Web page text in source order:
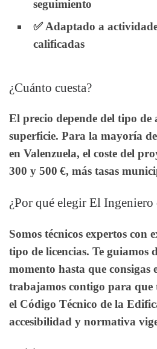
seguimiento
✅ Adaptado a
calificadas
¿Cuánto cuesta?
El precio depende del tipo
superficie. Para la mayoría
en Valenzuela, el coste del
300 y 500 €, más tasas
¿Por qué elegir El Ingeniero
Somos técnicos expertos con
tipo de licencias. Te guiamos
momento hasta que consigas
trabajamos contigo para que
el Código Técnico de la
accesibilidad y normativa